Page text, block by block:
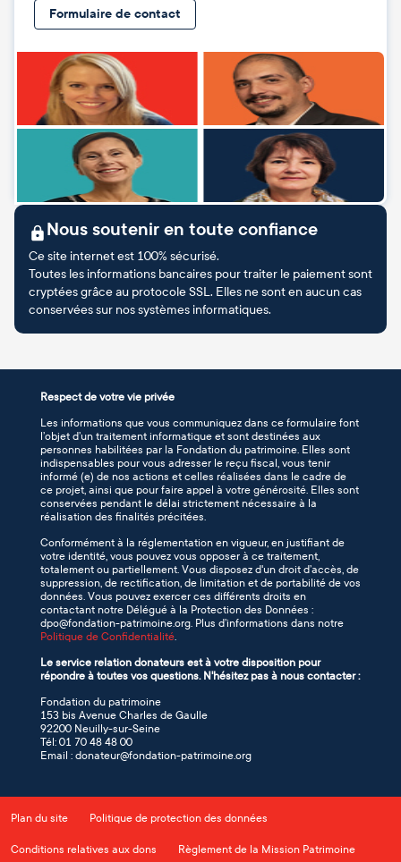
Formulaire de contact
Nous soutenir en toute confiance
Ce site internet est 100% sécurisé.
Toutes les informations bancaires pour traiter le paiement sont
cryptées grâce au protocole SSL. Elles ne sont en aucun cas
conservées sur nos systèmes informatiques.
Respect de votre vie privée
Les informations que vous communiquez dans ce formulaire font
l’objet d’un traitement informatique et sont destinées aux
personnes habilitées par la Fondation du patrimoine. Elles sont
indispensables pour vous adresser le reçu fiscal, vous tenir
informé (e) de nos actions et celles réalisées dans le cadre de
ce projet, ainsi que pour faire appel à votre générosité. Elles sont
conservées pendant le délai strictement nécessaire à la
réalisation des finalités précitées.
Conformément à la réglementation en vigueur, en justifiant de
votre identité, vous pouvez vous opposer à ce traitement,
totalement ou partiellement. Vous disposez d'un droit d’accès, de
suppression, de rectification, de limitation et de portabilité de vos
données. Vous pouvez exercer ces différents droits en
contactant notre Délégué à la Protection des Données :
dpo@fondation-patrimoine.org. Plus d’informations dans notre
Politique de Confidentialité
Le service relation donateurs est à votre disposition pour
répondre à toutes vos questions. N'hésitez pas à nous contacter :
Fondation du patrimoine
153 bis Avenue Charles de Gaulle
92200 Neuilly-sur-Seine
Tél: 01 70 48 48 00
Email : donateur@fondation-patrimoine.org
Plan du site Politique de protection des données
Conditions relatives aux dons Règlement de la Mission Patrimoine